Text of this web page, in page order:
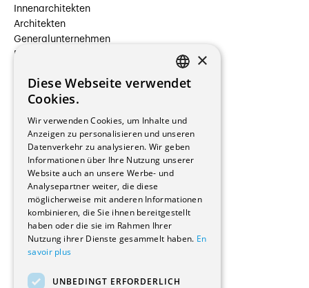
Innenarchitekten
Architekten
Generalunternehmen
Beauftragte Unternehmen
Hersteller/Lieferanten
Bauherrschaften
Immobilienverwaltungsgesellschaften
Stockwerkeigentum
Reportagen
Wohnungen
Renovierungen
Innere Umbauten
Gastgewerbe und Tourismus
Verwaltungsgebäude und Geschäfte
Schuleinrichtungen
Medizinische Einrichtungen
Kultur - Sport - Freizeit
FRENCH
×
Diese Webseite verwendet
Cookies.
Wir verwenden Cookies, um Inhalte und
Anzeigen zu personalisieren und unseren
Datenverkehr zu analysieren. Wir geben
Informationen über Ihre Nutzung unserer
Website auch an unsere Werbe- und
Analysepartner weiter, die diese
möglicherweise mit anderen Informationen
kombinieren, die Sie ihnen bereitgestellt
haben oder die sie im Rahmen Ihrer
Nutzung ihrer Dienste gesammelt haben. En
savoir plus
UNBEDINGT ERFORDERLICH